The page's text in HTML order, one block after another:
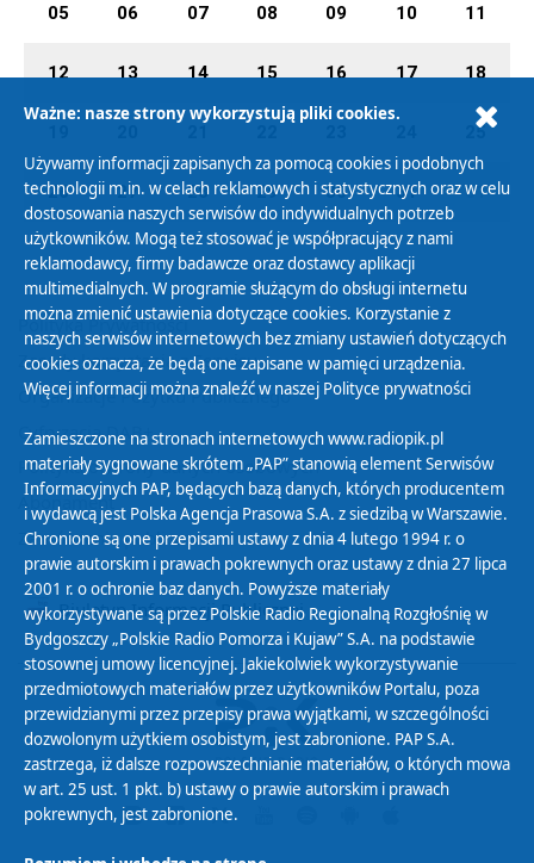
05 06 07 08 09 10 11
12 13 14 15 16 17 18
25
26 27 28 29 30 31 01
Polityka Prywatności
Zasady korzystania z Serwisu
Organizacje Pożytku Publicznego
Cyfryzacja DAB+
Polityka ochrony danych osobowych
Abonament
Zamówienia publiczne
Biuletyn Informacji Publicznej
Ważne: nasze strony wykorzystują pliki cookies.
Używamy informacji zapisanych za pomocą cookies i podobnych
technologii m.in. w celach reklamowych i statystycznych oraz w celu
dostosowania naszych serwisów do indywidualnych potrzeb
użytkowników. Mogą też stosować je współpracujący z nami
reklamodawcy, firmy badawcze oraz dostawcy aplikacji
multimedialnych. W programie służącym do obsługi internetu
można zmienić ustawienia dotyczące cookies. Korzystanie z
naszych serwisów internetowych bez zmiany ustawień dotyczących
cookies oznacza, że będą one zapisane w pamięci urządzenia.
Więcej informacji można znaleźć w naszej Polityce prywatności
Zamieszczone na stronach internetowych www.radiopik.pl
materiały sygnowane skrótem „PAP” stanowią element Serwisów
Informacyjnych PAP, będących bazą danych, których producentem
i wydawcą jest Polska Agencja Prasowa S.A. z siedzibą w Warszawie.
Chronione są one przepisami ustawy z dnia 4 lutego 1994 r. o
prawie autorskim i prawach pokrewnych oraz ustawy z dnia 27 lipca
2001 r. o ochronie baz danych. Powyższe materiały
wykorzystywane są przez Polskie Radio Regionalną Rozgłośnię w
Bydgoszczy „Polskie Radio Pomorza i Kujaw” S.A. na podstawie
stosownej umowy licencyjnej. Jakiekolwiek wykorzystywanie
przedmiotowych materiałów przez użytkowników Portalu, poza
przewidzianymi przez przepisy prawa wyjątkami, w szczególności
dozwolonym użytkiem osobistym, jest zabronione. PAP S.A.
zastrzega, iż dalsze rozpowszechnianie materiałów, o których mowa
w art. 25 ust. 1 pkt. b) ustawy o prawie autorskim i prawach
pokrewnych, jest zabronione.